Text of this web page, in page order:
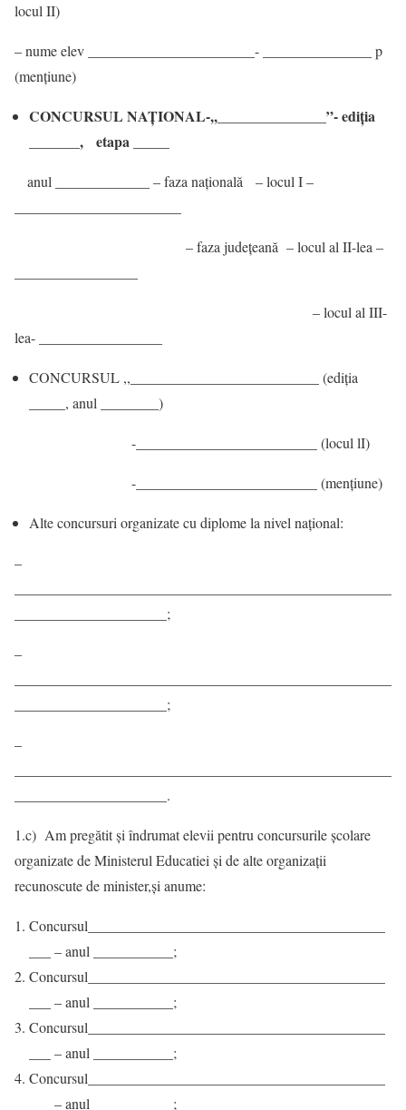
locul II)
– nume elev _______________________- _______________ p
(mențiune)
CONCURSUL NAŢIONAL-,,_______________”- ediția
_______, etapa _____
anul _____________ – faza națională – locul I –
– faza județeană – locul al II-lea –
– locul al III-
lea- _________________
CONCURSUL ,,__________________________ (ediția
_____, anul ________)
-_________________________ (locul lI)
-_________________________ (mențiune)
Alte concursuri organizate cu diplome la nivel național:
–
_____________________;
–
_____________________;
–
_____________________.
1.c) Am pregătit şi îndrumat elevii pentru concursurile școlare
organizate de Ministerul Educatiei și de alte organizaţii
recunoscute de minister,și anume:
Concursul_________________________________________
___ – anul ___________;
Concursul_________________________________________
___ – anul ___________;
Concursul_________________________________________
___ – anul ___________;
Concursul_________________________________________
___ – anul ___________;